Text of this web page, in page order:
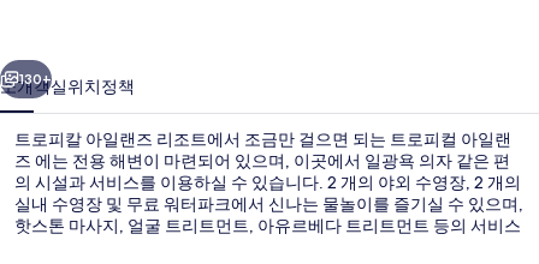
즈
의
사
진
갤
다음
130+
소개객실위치정책
트로피칼 아일랜즈 리조트에서 조금만 걸으면 되는 트로피컬 아일랜
즈 에는 전용 해변이 마련되어 있으며, 이곳에서 일광욕 의자 같은 편
의 시설과 서비스를 이용하실 수 있습니다. 2 개의 야외 수영장, 2 개의
실내 수영장 및 무료 워터파크에서 신나는 물놀이를 즐기실 수 있으며,
핫스톤 마사지, 얼굴 트리트먼트, 아유르베다 트리트먼트 등의 서비스